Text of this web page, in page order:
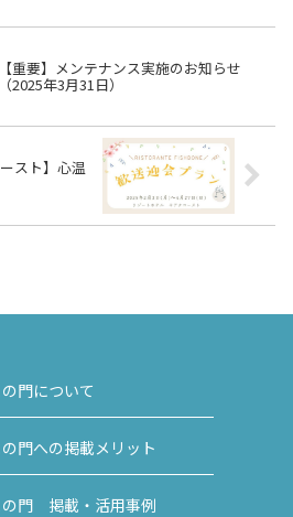
【重要】メンテナンス実施のお知らせ
（2025年3月31日）
スト】心温
門について
門への掲載メリット
門 掲載・活用事例